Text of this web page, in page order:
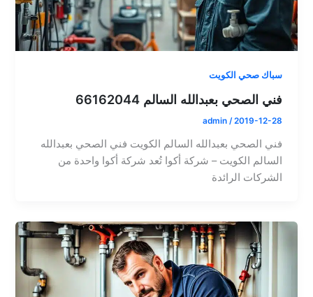
سباك صحي الكويت
فني الصحي بعبدالله السالم 66162044
admin /2019-12-28
فني الصحي بعبدالله السالم الكويت فني الصحي بعبدالله
السالم الكويت – شركة أكوا تُعد شركة أكوا واحدة من
الشركات الرائدة